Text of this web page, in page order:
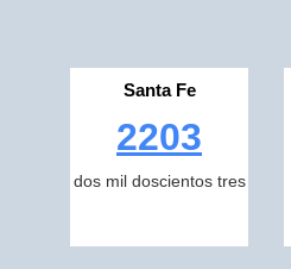
Santa Fe
2203
dos mil doscientos tres